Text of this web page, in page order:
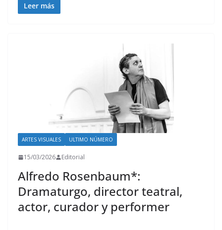
Leer más
ARTES VISUALES ULTIMO NÚMERO
15/03/2026 Editorial
Alfredo Rosenbaum*:
Dramaturgo, director teatral,
actor, curador y performer